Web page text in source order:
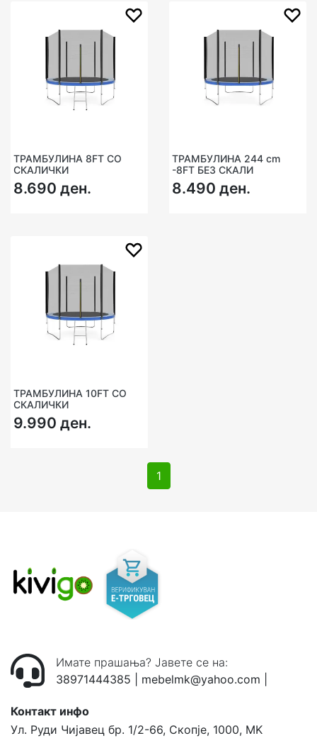
ТРАМБУЛИНА 8FT СО
СКАЛИЧКИ
8.690 ден.
ТРАМБУЛИНА 244 cm
-8FT БЕЗ СКАЛИ
8.490 ден.
ТРАМБУЛИНА 10FT СО
СКАЛИЧКИ
9.990 ден.
1
Имате прашања? Јавете се на:
38971444385
mebelmk@yahoo.com
Контакт инфо
Ул. Руди Чијавец бр. 1/2-66, Скопје, 1000, MK